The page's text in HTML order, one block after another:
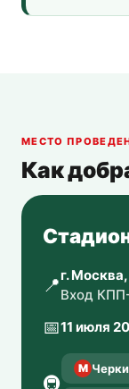
МЕСТО
Как
📍г. Москва,
Вход
📅11 июля
🚇
М